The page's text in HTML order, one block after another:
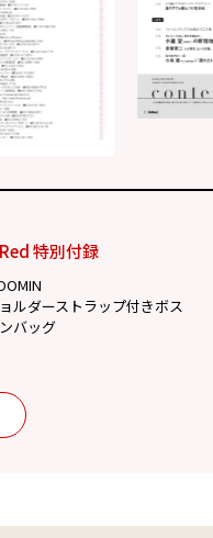
特別付録
ルダーストラップ付きボス
バッグ